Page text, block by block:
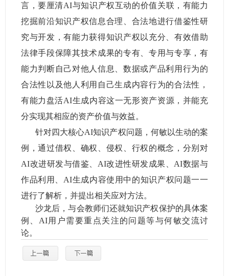
言，要厘清AI与知识产权互动的价值关联，有能力
挖掘前沿知识产权信息合理、合法地进行借鉴性研
究与开发，有能力获得知识产权以充分、有效借助
法律手段保障其技术成果的专有、专用与专享，有
能力判断自己对他人信息、数据或产品利用行为的
合法性以及他人利用自己生成内容行为的合法性，
有能力盘活AI生成内容这一无形资产资源，并能充
分实现其相应的资产价值与效益。
针对四大核心AI知识产权问题，何敏以生动的案
例，通过借权、确权、侵权、行权的概念，分别对
AI改进研发与借鉴、 AI改进性研发成果、 AI数据与
作品利用、 AI生成内容使用中的知识产权问题一一
进行了解析，并提出相关应对方法。
沙龙后，与会教师们还就知识产权保护的具体案
例、 AI用户需要重点关注的问题等与何敏交流讨
论。